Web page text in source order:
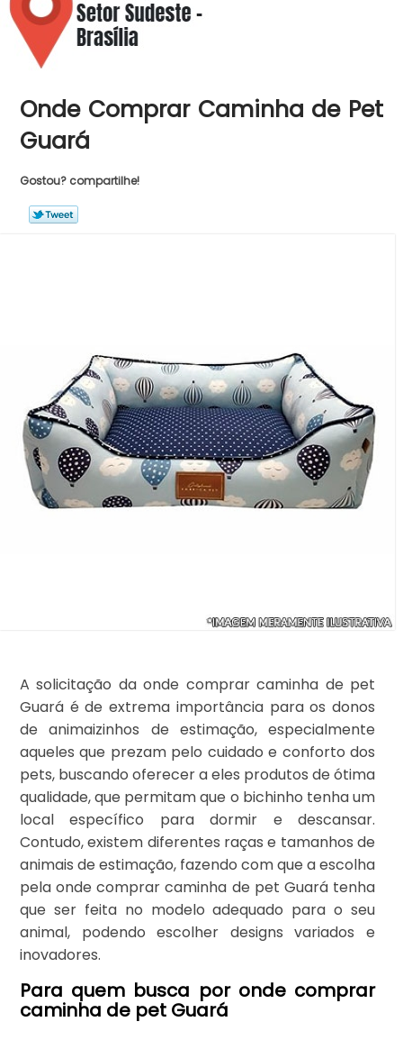
Onde Comprar Caminha de Pet
Guará
Gostou? compartilhe!
A solicitação da onde comprar caminha de pet
Guará é de extrema importância para os donos
de animaizinhos de estimação, especialmente
aqueles que prezam pelo cuidado e conforto dos
pets, buscando oferecer a eles produtos de ótima
qualidade, que permitam que o bichinho tenha um
local específico para dormir e descansar.
Contudo, existem diferentes raças e tamanhos de
animais de estimação, fazendo com que a escolha
pela onde comprar caminha de pet Guará tenha
que ser feita no modelo adequado para o seu
animal, podendo escolher designs variados e
inovadores.
Para quem busca por onde comprar
caminha de pet Guará